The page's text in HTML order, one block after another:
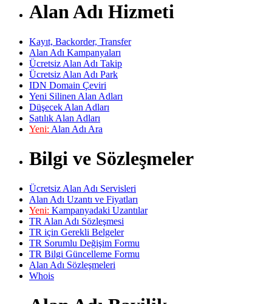
Alan Adı Hizmeti
Kayıt, Backorder, Transfer
Alan Adı Kampanyaları
Ücretsiz Alan Adı Takip
Ücretsiz Alan Adı Park
IDN Domain Çeviri
Yeni Silinen Alan Adları
Düşecek Alan Adları
Satılık Alan Adları
Yeni: Alan Adı Ara
Bilgi ve Sözleşmeler
Ücretsiz Alan Adı Servisleri
Alan Adı Uzantı ve Fiyatları
Yeni: Kampanyadaki Uzantılar
TR Alan Adı Sözleşmesi
TR için Gerekli Belgeler
TR Sorumlu Değişim Formu
TR Bilgi Güncelleme Formu
Alan Adı Sözleşmeleri
Whois